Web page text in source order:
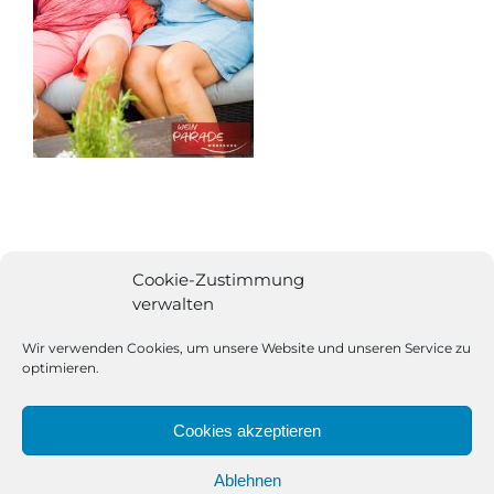
Cookie-Zustimmung
verwalten
Wir verwenden Cookies, um unsere Website und unseren Service zu
optimieren.
Cookies akzeptieren
Ablehnen